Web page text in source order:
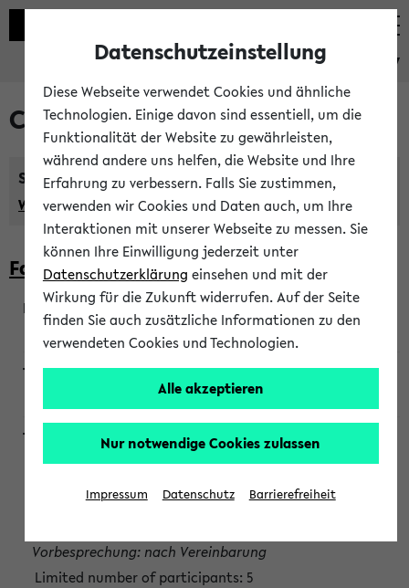
eKVV
Courses taught in English
Semester:
WiSe 2026/2027 SoSe 2026 Previous...
Faculty of Biology
200923
Wendisch, Peters-Wendisch, Stegelmann
Projektmodul "Bakterielle Biotechnologie"
Persönliche Anmeldung beim Veranstalter ist unbedingt
Vorbesprechung: nach Vereinbarung
Limited number of participants: 5
Datenschutzeinstellung
Diese Webseite verwendet Cookies und ähnliche
Technologien. Einige davon sind essentiell, um die
Funktionalität der Website zu gewährleisten,
während andere uns helfen, die Website und Ihre
Erfahrung zu verbessern. Falls Sie zustimmen,
verwenden wir Cookies und Daten auch, um Ihre
Interaktionen mit unserer Webseite zu messen. Sie
können Ihre Einwilligung jederzeit unter
Datenschutzerklärung einsehen und mit der
Wirkung für die Zukunft widerrufen. Auf der Seite
finden Sie auch zusätzliche Informationen zu den
verwendeten Cookies und Technologien.
Alle akzeptieren
Nur notwendige Cookies zulassen
Impressum Datenschutz Barrierefreiheit